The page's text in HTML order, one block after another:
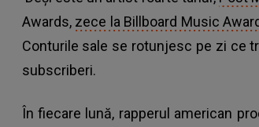
Awards, zece la Billboard Music
Conturile sale se rotunjesc pe zi ce
subscriberi.
În fiecare lună, rapperul american